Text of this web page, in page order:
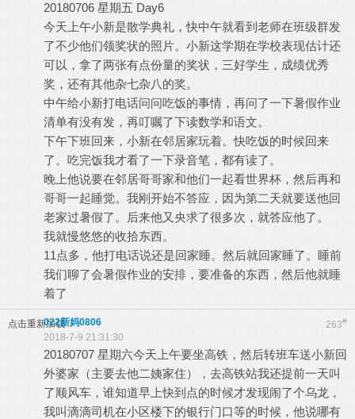
20180706 星期五 Day6
今天上午小新是散学典礼，快中午就看到老师在班级群发
了不少他们领奖状的照片。小新这学期在学校表现估计还
可以，拿了两张有点份量的奖状，三好学生，成绩优秀
奖，还有其他杂七杂八的奖。
中午给小新打电话问问吃饭的事情，再问了一下暑假作业
清单有没有发，再叮嘱了下读数学和语文。
下午下班回来，小新在邻居家玩着。快吃饭的时候回来
了。吃完饭我才看了一下录音笔，都有读了。
晚上他说要在邻居哥哥家和他们一起看世界杯，然后再和
哥哥一起睡觉。我刚开始不答应，因为第二天就要送他回
老家过暑假了。后来他又央求了很多次，就答应他了。
我就慢悠悠的收拾东西。
11点多，他打电话说还是回家睡。然后就回家睡了。睡前
我们聊了会暑假作业的安排，要准备的东西，然后他就睡
着了
点击重新加载 263#
022新妈0806
2018-7-9 21:31:30
20180707 星期六今天上午要坐高铁，然后转班车送小新回
外婆家（主要去他二姨家住），去高铁站我还提前一天叫
了顺风车，谁知道早上快到点的时候才发现闹了个乌龙，
我叫滴滴司机在小区楼下的银行门口等的时候，他说哪有